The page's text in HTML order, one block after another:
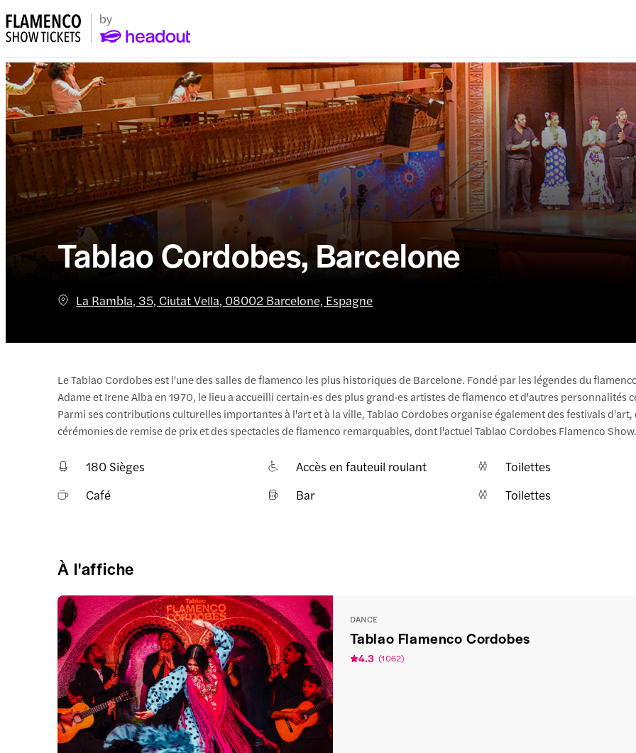
Tablao Cordobes, Barcelone
La Rambla, 35, Ciutat Vella, 08002 Barcelone, Espagne
Le Tablao Cordobes est l'une des salles de flamenco les plus historiques de Barcelone. Fondé par les légendes du
Adame et Irene Alba en 1970, le lieu a accueilli certain·es des plus grand·es artistes de flamenco et d'autres personnalités
Parmi ses contributions culturelles importantes à l'art et à la ville, Tablao Cordobes organise également des festivals d'art,
cérémonies de remise de prix et des spectacles de flamenco remarquables, dont l'actuel Tablao Cordobes Flamenco
180 Sièges Accès en fauteuil roulant
Toilettes
Café
Bar Toilettes
À l'affiche
DANCE
Tablao Flamenco Cordobes
4.3 (1 062)